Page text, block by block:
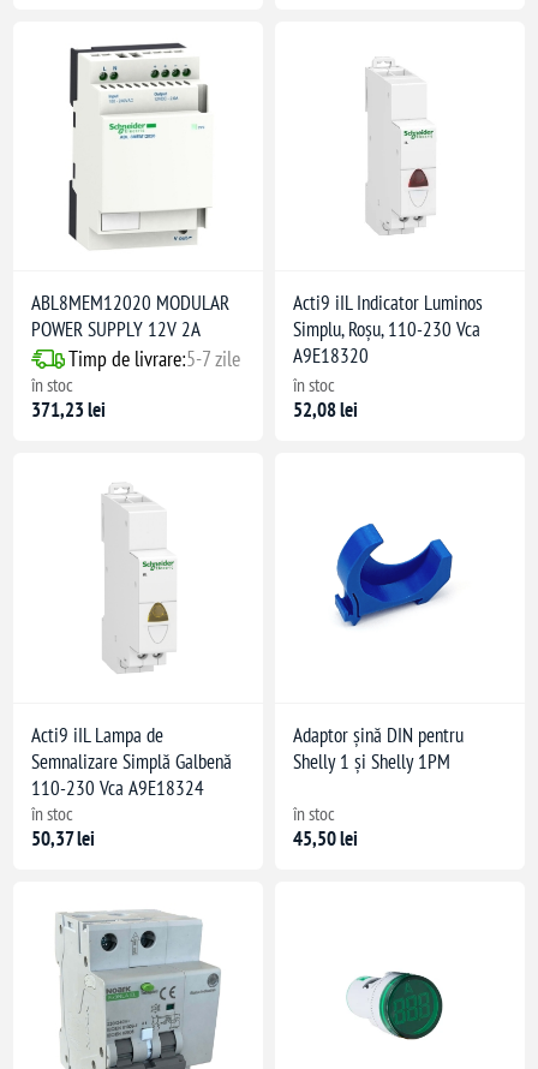
trifazic
ABL8MEM12020 MODULAR
POWER SUPPLY 12V 2A
Timp de livrare:5-7 zile
în stoc
371,23 lei
Acti9 iIL Indicator Luminos
Simplu, Roșu, 110-230 Vca
A9E18320
în stoc
52,08 lei
Acti9 iIL Lampa de
Semnalizare Simplă Galbenă
110-230 Vca A9E18324
în stoc
50,37 lei
Adaptor șină DIN pentru
Shelly 1 și Shelly 1PM
în stoc
45,50 lei